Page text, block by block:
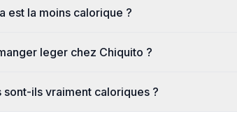
est la moins calorique ?
leger chez Chiquito ?
sont-ils vraiment caloriques ?